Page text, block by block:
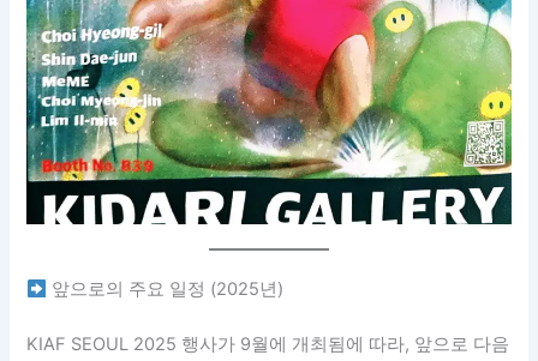
앞으로의 주요 일정 (2025년)
KIAF SEOUL 2025 행사가 9월에 개최됨에 따라, 앞으로 다음